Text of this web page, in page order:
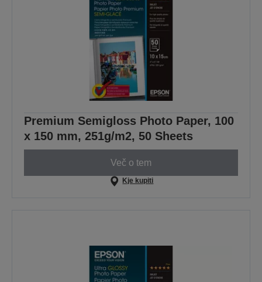
Premium Semigloss Photo Paper, 100
x 150 mm, 251g/m2, 50 Sheets
Več o tem
Kje kupiti